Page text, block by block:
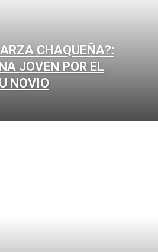
CHAQUEÑA?:
JOVEN POR EL
NOVIO